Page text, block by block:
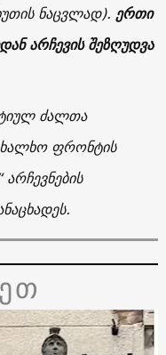
ნაცვლად). ერთი
არჩევის შეზღუდვა
ძალთა
ფრონტის